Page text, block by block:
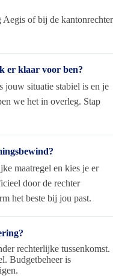
of bij de kantonrechter
er klaar voor ben?
situatie stabiel is en je
we het in overleg. Stap
maatregel en kies je er
door de rechter
het beste bij jou past.
rechterlijke tussenkomst.
Budgetbeheer is